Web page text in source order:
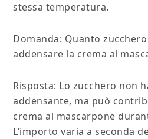
stessa temperatura.
Domanda: Quanto
addensare la crema al
Risposta: Lo zucchero non
addensante, ma può
crema al mascarpone
L’importo varia a seconda